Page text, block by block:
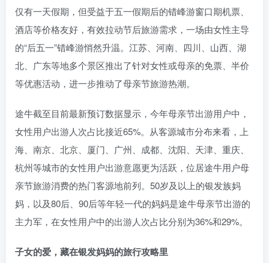
仅有一天假期，但受益于五一假期后的错峰游窗口期机票、
酒店等价格友好，有效拉动节后旅游需求，一场由女性主导
的“后五一”错峰游悄然升温。江苏、河南、四川、山西、湖
北、广东等地多个景区推出了针对女性或母亲的免票、半价
等优惠活动，进一步推动了母亲节旅游热潮。
途牛截至目前最新预订数据显示，今年母亲节出游用户中，
女性用户出游人次占比接近65%。从客源城市分布来看，上
海、南京、北京、厦门、广州、成都、沈阳、天津、重庆、
杭州等城市的女性用户出游意愿更为活跃，位居途牛用户母
亲节旅游消费的热门客源地前列。50岁及以上的银发族妈
妈，以及80后、90后等年轻一代的妈妈是途牛母亲节出游的
主力军，在女性用户中的出游人次占比分别为36%和29%。
子女的爱，藏在银发妈妈的旅行攻略里